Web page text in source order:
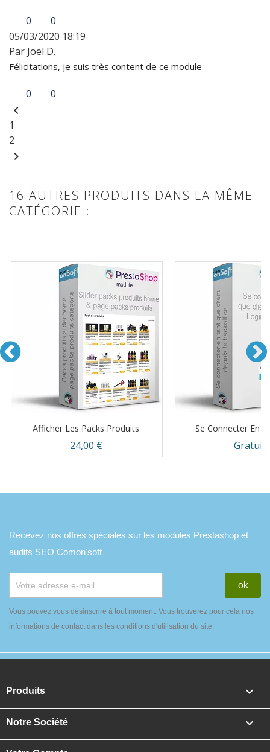
0
0
05/03/2020 18:19
Par Joël D.
Félicitations, je suis très content de ce module
0 0
chevron_left
1
2
chevron_right
16 AUTRES PRODUITS DANS LA MÊME
CATÉGORIE :
Afficher Les Packs Produits
Prix
24,00 €
Se Connecter En
Prix
Gratuit
Recevez nos offres spéciales sur les modules Prestashop et
audits SEO Comon'soft
Vous pouvez vous désinscrire à tout moment. Vous trouverez pour cela nos
informations de contact dans les conditions d'utilisation du site.
Produits 
Notre Société 